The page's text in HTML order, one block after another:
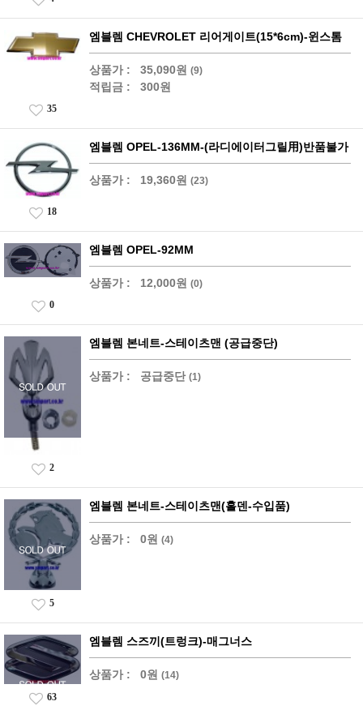
엠블렘 CHEVROLET 리어게이트(15*6cm)-윈스톰
상품가 : 35,090원 (9)
적립금 : 300원
35
엠블렘 OPEL-136MM-(라디에이터그릴用)반품불가
상품가 : 19,360원 (23)
18
엠블렘 OPEL-92MM
상품가 : 12,000원 (0)
0
엠블렘 본네트-스테이츠맨 (공급중단)
상품가 : 공급중단 (1)
2
엠블렘 본네트-스테이츠맨(홀덴-수입품)
상품가 : 0원 (4)
5
엠블렘 스즈끼(트렁크)-매그너스
상품가 : 0원 (14)
63